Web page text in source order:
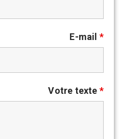
E-mail *
Votre texte *